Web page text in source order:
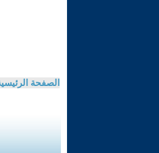
الصفحة